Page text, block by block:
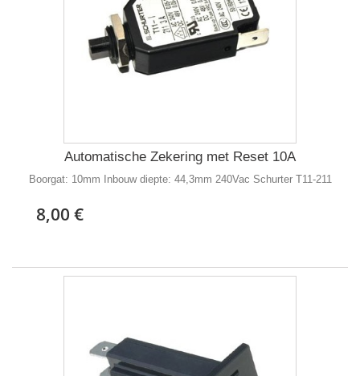
Automatische Zekering met Reset 10A
Boorgat: 10mm Inbouw diepte: 44,3mm 240Vac Schurter T11-211
8,00 €